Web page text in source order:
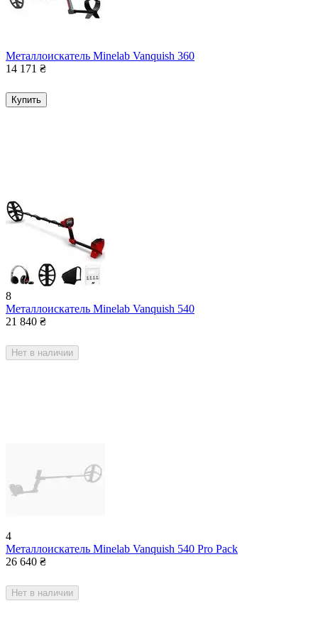
Металлоискатель Minelab Vanquish 360
14 171 ₴
Купить
8
Металлоискатель Minelab Vanquish 540
21 840 ₴
Нет в наличии
4
Металлоискатель Minelab Vanquish 540 Pro Pack
26 640 ₴
Нет в наличии